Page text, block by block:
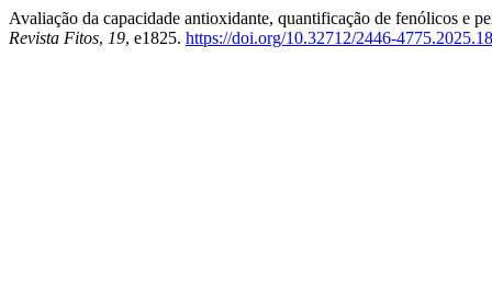
Avaliação da capacidade antioxidante, quantificação de fenólicos e
Revista Fitos, 19, e1825. https://doi.org/10.32712/2446-